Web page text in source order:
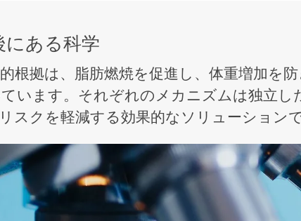
ある科学
根拠は、脂肪燃焼を促進し、体重増加を
います。それぞれのメカニズムは独立
スクを軽減する効果的なソリューション